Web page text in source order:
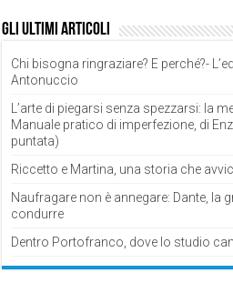
Gli ultimi articoli
Chi bisogna ringraziare? E perché?-
Antonuccio
L’arte di piegarsi senza spezzarsi: la
Manuale pratico di imperfezione, di
puntata)
Riccetto e Martina, una storia che
Naufragare non è annegare: Dante, la
condurre
Dentro Portofranco, dove lo studio